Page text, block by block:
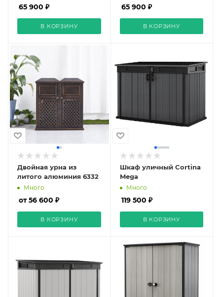
65 900 ₽
В КОРЗИНУ
65 900 ₽
В КОРЗИНУ
Двойная урна из
литого алюминия 6332
Много
от 56 600 ₽
В КОРЗИНУ
Шкаф уличный Cortina
Mega
Много
119 500 ₽
В КОРЗИНУ